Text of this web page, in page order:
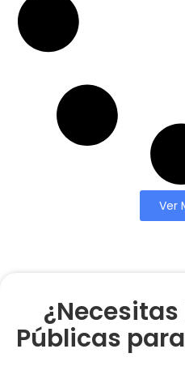
Ver
Públicas